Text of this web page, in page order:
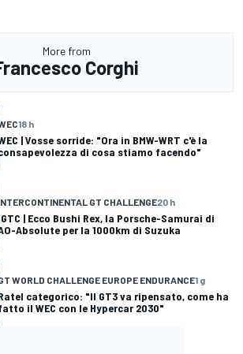
More from
Corghi
18 h
| Vosse sorride: "Ora in BMW-WRT c'è la
di cosa stiamo facendo"
GT CHALLENGE20 h
| Ecco Bushi Rex, la Porsche-Samurai di
Absolute per la 1000km di Suzuka
WORLD CHALLENGE EUROPE ENDURANCE1 g
categorico: "Il GT3 va ripensato, come ha
il WEC con le Hypercar 2030"